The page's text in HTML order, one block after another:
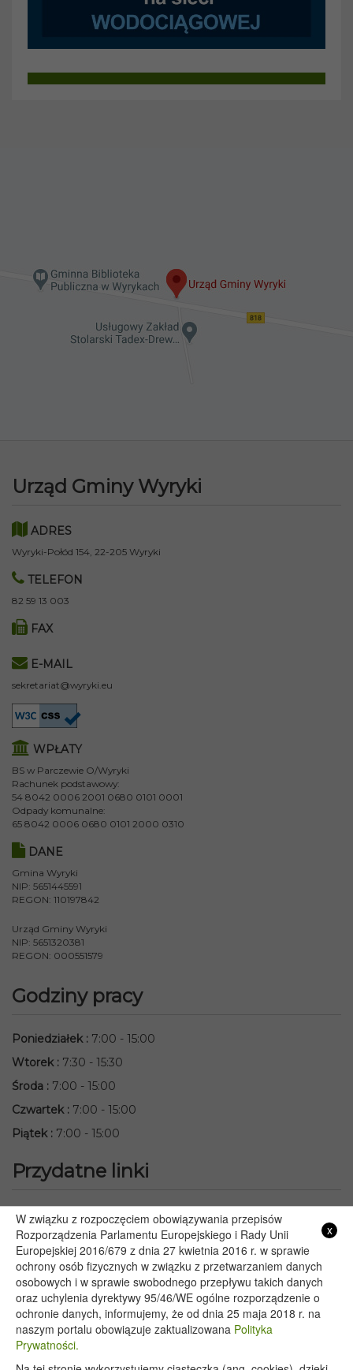
Urząd Gminy Wyryki
ADRES
Wyryki-Połód 154, 22-205 Wyryki
TELEFON
82 59 13 003
FAX
E-MAIL
sekretariat@wyryki.eu
WPŁATY
BS w Parczewie O/Wyryki
Rachunek podstawowy:
54 8042 0006 2001 0680 0101 0001
Odpady komunalne:
65 8042 0006 0680 0101 2000 0310
DANE
Gmina Wyryki
NIP: 5651445591
REGON: 110197842
Urząd Gminy Wyryki
NIP: 5651320381
REGON: 000551579
Godziny pracy
Poniedziałek: 7:00 - 15:00
Wtorek: 7:30 - 15:30
Środa : 7:00 - 15:00
Czwartek: 7:00 - 15:00
Piątek: 7:00 - 15:00
Przydatne linki
Starostwo Powiatowe we Włodawie
Lubelski Urząd Wojewódzki w Lublinie
Urząd Marszałkowski Województwa Lubelskiego w Lublinie
Serwis Rzeczypospolitej Polskiej
PGE – Planowane wyłączenia prądu
Poczta E-mail
Copyright 2020@ - Urząd Gminy Wyryki
x
W związku z rozpoczęciem obowiązywania przepisów
Rozporządzenia Parlamentu Europejskiego i Rady Unii
Europejskiej 2016/679 z dnia 27 kwietnia 2016 r. w sprawie
ochrony osób fizycznych w związku z przetwarzaniem danych
osobowych i w sprawie swobodnego przepływu takich danych
oraz uchylenia dyrektywy 95/46/WE ogólne rozporządzenie o
ochronie danych, informujemy, że od dnia 25 maja 2018 r. na
naszym portalu obowiązuje zaktualizowana Polityka
Prywatności.